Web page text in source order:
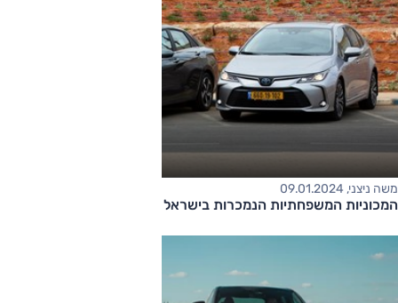
משה ניצני, 09.01.2024
המכוניות המשפחתיות הנמכרות בישראל 2023